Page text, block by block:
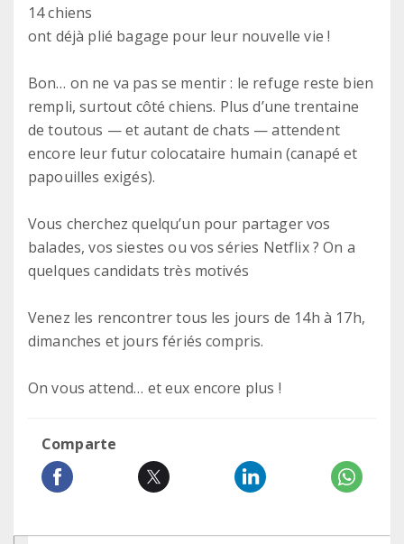
14 chiens
ont déjà plié bagage pour leur nouvelle vie !
Bon… on ne va pas se mentir : le refuge reste bien
rempli, surtout côté chiens. Plus d’une trentaine
de toutous — et autant de chats — attendent
encore leur futur colocataire humain (canapé et
papouilles exigés).
Vous cherchez quelqu’un pour partager vos
balades, vos siestes ou vos séries Netflix ? On a
quelques candidats très motivés
Venez les rencontrer tous les jours de 14h à 17h,
dimanches et jours fériés compris.
On vous attend… et eux encore plus !
Comparte